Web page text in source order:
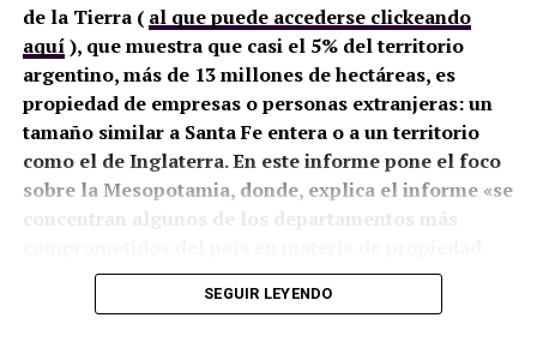
de la Tierra ( al que puede accederse clickeando
aquí), que muestra que casi el 5% del territorio
argentino, más de 13 millones de hectáreas, es
propiedad de empresas o personas extranjeras: un
tamaño similar a Santa Fe entera o a un territorio
como el de Inglaterra. En este informe pone el foco
sobre la Mesopotamia, donde, explica el informe «se
concentran algunos de los departamentos más
extranjera de la tierra.»
SEGUIR LEYENDO